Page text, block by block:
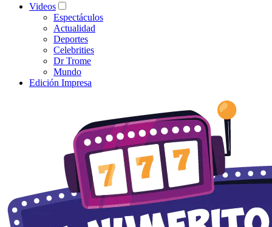
Videos
Espectáculos
Actualidad
Deportes
Celebrities
Dr Trome
Mundo
Edición Impresa